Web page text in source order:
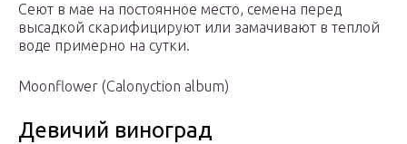
Сеют в мае на постоянное место, семена перед
высадкой скарифицируют или замачивают в теплой
воде примерно на сутки.
Moonflower (Calonyction album)
Девичий виноград